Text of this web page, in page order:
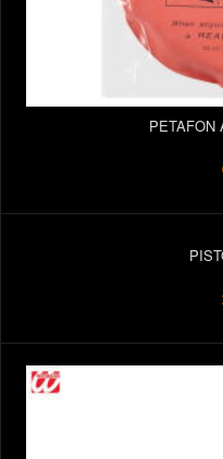
PETAFON